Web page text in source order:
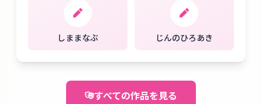
しままなぶ じんのひろあき
すべての作品を見る